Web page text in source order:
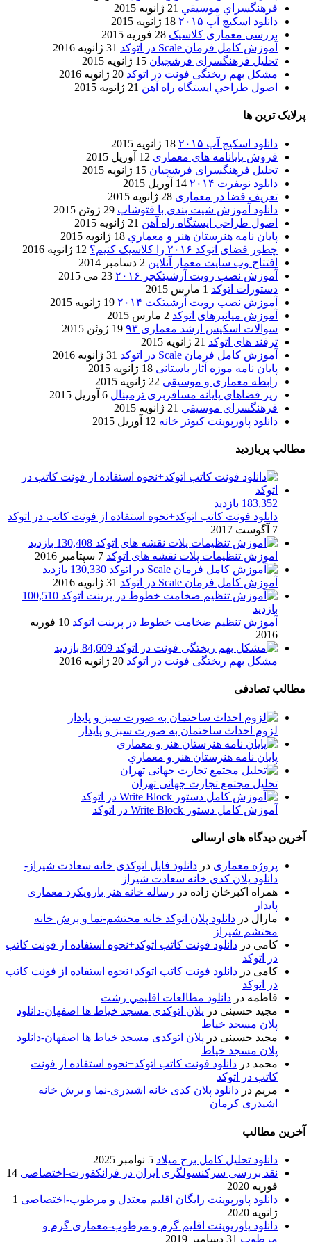
فرهنگسراي موسيقي 21 ژانویه 2015
دانلود اسکیچ آپ ۲۰۱۵
18 ژانویه 2015
بررسی معماری کلاسیک 28 فوریه 2015
آموزش کامل فرمان Scale در اتوکد
31 ژانویه 2016
تحلیل فرهنگسرای فرشچیان 15 ژانویه 2015
مشکل بهم ریختگی فونت در اتوکد 20 ژانویه 2016
اصول طراحي ایستگاه راه آهن 21 ژانویه 2015
پرلایک ترین ها
دانلود اسکیچ آپ ۲۰۱۵
18 ژانویه 2015
فروش پایانامه های معماری 12 آوریل 2015
تحلیل فرهنگسرای فرشچیان 15 ژانویه 2015
دانلود نویفرت ۲۰۱۴
14 آوریل 2015
تعریف فضا در معماری 28 ژانویه 2015
دانلود آموزش شیت بندی با فتوشاپ 29 ژوئن 2015
اصول طراحي ایستگاه راه آهن 21 ژانویه 2015
پایان نامه هنرستان هنر و معماري 18 ژانویه 2015
چطور فضای اتوکد ۲۰۱۶ را کلاسیک کنیم؟
12 ژانویه 2016
افتتاح وب سایت معمار آنلاین 2 دسامبر 2014
آموزش نصب رویت آرشیتکچر ۲۰۱۶
23 می 2015
دستورات اتوکد 1 مارس 2015
آموزش نصب رویت آرشیتکت ۲۰۱۴
19 ژانویه 2015
آموزش میانبرهای اتوکد 2 مارس 2015
سوالات اسکیس ارشد معماری ۹۳
19 ژوئن 2015
ترفند های اتوکد 21 ژانویه 2015
آموزش کامل فرمان Scale در اتوکد
31 ژانویه 2016
پایان نامه موزه آثار باستانی 18 ژانویه 2015
رابطه معماری و موسیقی 22 ژانویه 2015
ریز فضاهای پایانه مسافربری ترمینال 6 آوریل 2015
فرهنگسراي موسيقي 21 ژانویه 2015
دانلود پاورپوینت کبوتر خانه 12 آوریل 2015
مطالب پربازدید
183,352 بازدید
دانلود فونت کاتب اتوکد+نحوه استفاده از فونت کاتب در اتوکد
7 آگوست 2017
130,408 بازدید
اموزش تنظیمات پلات نقشه های اتوکد 7 سپتامبر 2016
130,330 بازدید
آموزش کامل فرمان Scale در اتوکد
31 ژانویه 2016
100,510
بازدید
آموزش تنظیم ضخامت خطوط در پرینت اتوکد
10 فوریه
2016
84,609 بازدید
مشکل بهم ریختگی فونت در اتوکد 20 ژانویه 2016
مطالب تصادفی
لزوم احداث ساختمان به صورت سبز و پایدار
پایان نامه هنرستان هنر و معماري
تحلیل مجتمع تجارت جهانی تهران
آموزش کامل دستور Write Block در اتوکد
آخرین دیدگاه های ارسالی
پروژه معماری در دانلود فایل اتوکدی خانه سعادت شیراز-
دانلود پلان کدی خانه سعادت شیراز
همراه اکبرخان زاده در رساله خانه هنر بارویکرد معماری
پایدار
مارال در دانلود پلان اتوکد خانه محتشم-نما و برش خانه
محتشم شیراز
کامی در دانلود فونت کاتب اتوکد+نحوه استفاده از فونت کاتب
در اتوکد
کامی در دانلود فونت کاتب اتوکد+نحوه استفاده از فونت کاتب
در اتوکد
فاطمه در دانلود مطالعات اقليمي رشت
مجید حسینی در پلان اتوکدی مسجد خیاط ها اصفهان-دانلود
پلان مسجد خیاط
مجید حسینی در پلان اتوکدی مسجد خیاط ها اصفهان-دانلود
پلان مسجد خیاط
محمد در دانلود فونت کاتب اتوکد+نحوه استفاده از فونت
کاتب در اتوکد
مریم در دانلود پلان کدی خانه اشیدری-نما و برش خانه
اشیدری کرمان
آخرین مطالب
دانلود تحلیل کامل برج میلاد 5 نوامبر 2025
نقد بررسی سرکنسولگری ایران در فرانکفورت-اختصاصی 14
فوریه 2020
دانلود پاورپوینت رایگان اقلیم معتدل و مرطوب-اختصاصی 1
ژانویه 2020
دانلود پاورپوینت اقلیم گرم و مرطوب-معماری گرم و
مرطوب 31 دسامبر 2019